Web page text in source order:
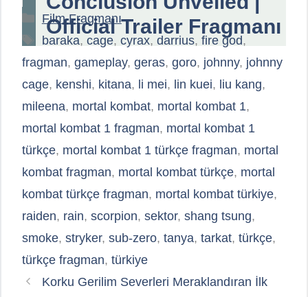
Official Trailer Fragmanı
Kategoriler
Film Fragmanı
Etiketler
baraka, cage, cyrax, darrius, fire god,
fragman, gameplay, geras, goro, johnny, johnny
cage, kenshi, kitana, li mei, lin kuei, liu kang,
mileena, mortal kombat, mortal kombat 1,
mortal kombat 1 fragman, mortal kombat 1
türkçe, mortal kombat 1 türkçe fragman, mortal
kombat fragman, mortal kombat türkçe, mortal
kombat türkçe fragman, mortal kombat türkiye,
raiden, rain, scorpion, sektor, shang tsung,
smoke, stryker, sub-zero, tanya, tarkat, türkçe,
türkçe fragman, türkiye
Korku Gerilim Severleri Meraklandıran İlk